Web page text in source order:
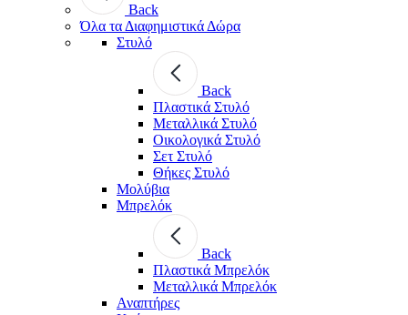
Back
Όλα τα Διαφημιστικά Δώρα
Στυλό
Back
Πλαστικά Στυλό
Μεταλλικά Στυλό
Οικολογικά Στυλό
Σετ Στυλό
Θήκες Στυλό
Μολύβια
Μπρελόκ
Back
Πλαστικά Μπρελόκ
Μεταλλικά Μπρελόκ
Αναπτήρες